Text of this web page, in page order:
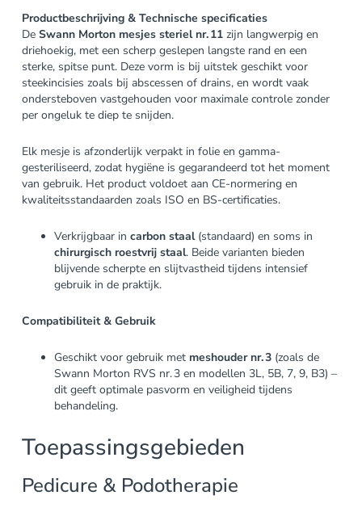
Productbeschrijving & Technische specificaties
De Swann Morton mesjes steriel nr. 11zijn langwerpig en
driehoekig, met een scherp geslepen langste rand en een
sterke, spitse punt. Deze vorm is bij uitstek geschikt voor
steekincisies zoals bij abscessen of drains, en wordt vaak
ondersteboven vastgehouden voor maximale controle zonder
per ongeluk te diep te snijden.
Elk mesje is afzonderlijk verpakt in folie en gamma-
gesteriliseerd, zodat hygiëne is gegarandeerd tot het moment
van gebruik. Het product voldoet aan CE-normering en
kwaliteitsstandaarden zoals ISO en BS-certificaties.
Verkrijgbaar in carbon staal(standaard) en soms in
chirurgisch roestvrij staal. Beide varianten bieden
blijvende scherpte en slijtvastheid tijdens intensief
gebruik in de praktijk.
Compatibiliteit & Gebruik
Geschikt voor gebruik met meshouder nr. 3(zoals de
Swann Morton RVS nr. 3 en modellen 3L, 5B, 7, 9, B3) –
dit geeft optimale pasvorm en veiligheid tijdens
behandeling.
Toepassingsgebieden
Pedicure & Podotherapie